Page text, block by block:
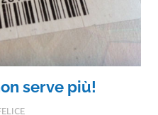
serve più!